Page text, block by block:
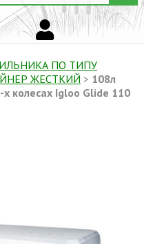
ПО ТИПУ
ЖЕСТКИЙ > 108л
колесах Igloo Glide 110